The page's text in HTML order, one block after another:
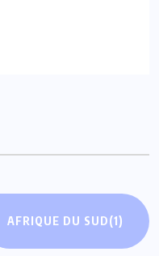
AFRIQUE DU SUD(1)